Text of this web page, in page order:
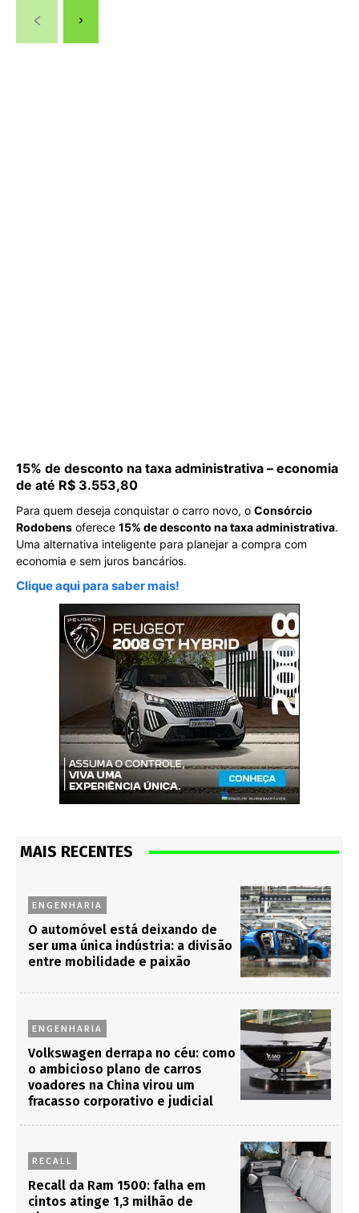
15% de desconto na taxa administrativa – economia
de até R$ 3.553,80
Para quem deseja conquistar o carro novo, o Consórcio
Rodobens oferece 15% de desconto na taxa administrativa.
Uma alternativa inteligente para planejar a compra com
economia e sem juros bancários.
Clique aqui para saber mais!
MAIS RECENTES
ENGENHARIA
O automóvel está deixando de
ser uma única indústria: a divisão
entre mobilidade e paixão
ENGENHARIA
Volkswagen derrapa no céu: como
o ambicioso plano de carros
voadores na China virou um
fracasso corporativo e judicial
RECALL
Recall da Ram 1500: falha em
cintos atinge 1,3 milhão de